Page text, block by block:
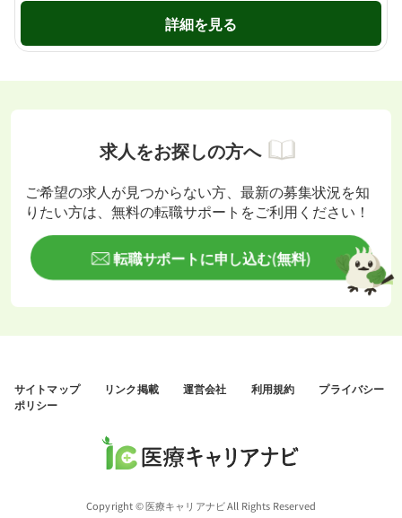
詳細を見る
求人をお探しの方へ
ご希望の求人が見つからない方、最新の募集状況を知
りたい方は、無料の転職サポートをご利用ください！
転職サポートに申し込む(無料)
サイトマップ リンク掲載 運営会社 利用規約
プライバシー
ポリシー
Copyright © 医療キャリアナビ All Rights Reserved